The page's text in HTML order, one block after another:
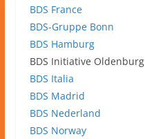
BDS France
BDS-Gruppe Bonn
BDS Hamburg
BDS Initiative Oldenburg
BDS Italia
BDS Madrid
BDS Nederland
BDS Norway